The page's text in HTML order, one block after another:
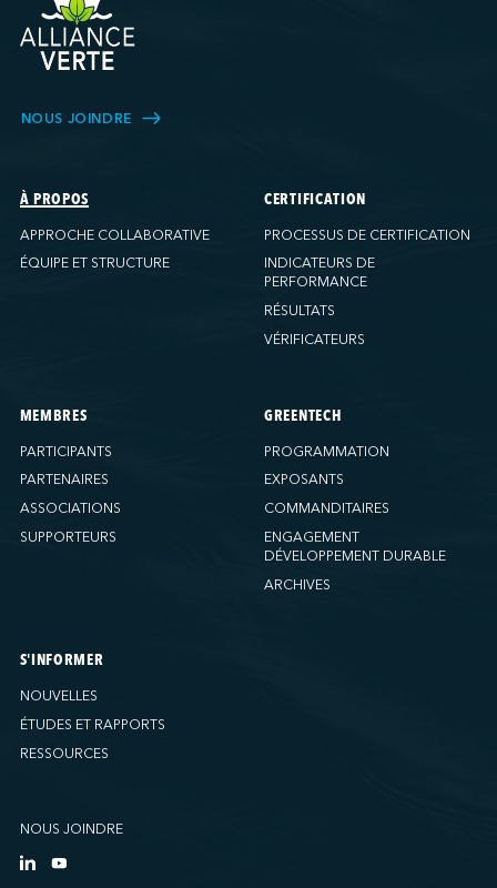
NOUS JOINDRE
À PROPOS
APPROCHE COLLABORATIVE
ÉQUIPE ET STRUCTURE
CERTIFICATION
PROCESSUS DE CERTIFICATION
INDICATEURS DE
PERFORMANCE
RÉSULTATS
VÉRIFICATEURS
MEMBRES
PARTICIPANTS
PARTENAIRES
ASSOCIATIONS
SUPPORTEURS
GREENTECH
PROGRAMMATION
EXPOSANTS
COMMANDITAIRES
ENGAGEMENT
DÉVELOPPEMENT DURABLE
ARCHIVES
S'INFORMER
NOUVELLES
ÉTUDES ET RAPPORTS
RESSOURCES
NOUS JOINDRE